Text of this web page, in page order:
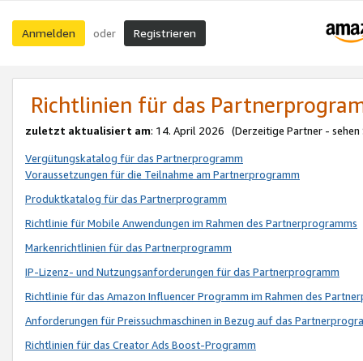
Anmelden oder Registrieren
Richtlinien für das
zuletzt aktualisiert am: 14. April 2026 (Derzeitige Partner - sehen
Vergütungskatalog für das Partnerprogramm
Voraussetzungen für die Teilnahme am Partnerprogramm
Produktkatalog für das Partnerprogramm
Richtlinie für Mobile Anwendungen im Rahmen des Partnerprogramms
Markenrichtlinien für das Partnerprogramm
IP-Lizenz- und Nutzungsanforderungen für das Partnerprogramm
Richtlinie für das Amazon Influencer Programm im Rahmen des
Anforderungen für Preissuchmaschinen in Bezug auf das
Richtlinien für das Creator Ads Boost-Programm